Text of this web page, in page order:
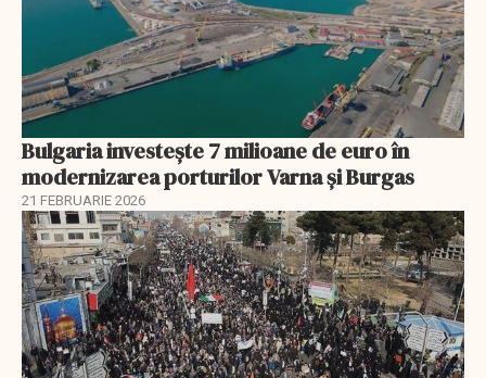
Bulgaria investește 7 milioane de euro în
modernizarea porturilor Varna și Burgas
21 FEBRUARIE 2026